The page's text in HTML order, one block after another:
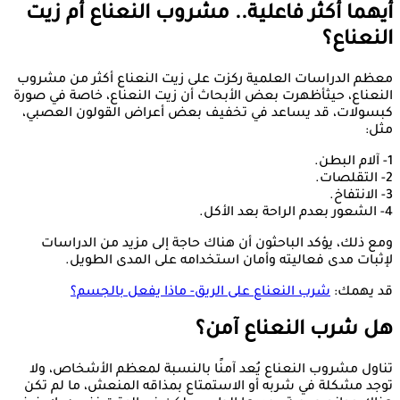
أيهما أكثر فاعلية.. مشروب النعناع أم زيت
النعناع؟
معظم الدراسات العلمية ركزت على زيت النعناع أكثر من مشروب
النعناع، حيثأظهرت بعض الأبحاث أن زيت النعناع، خاصة في صورة
كبسولات، قد يساعد في تخفيف بعض أعراض القولون العصبي،
مثل:
1- آلام البطن.
2- التقلصات.
3- الانتفاخ.
4- الشعور بعدم الراحة بعد الأكل.
ومع ذلك، يؤكد الباحثون أن هناك حاجة إلى مزيد من الدراسات
لإثبات مدى فعاليته وأمان استخدامه على المدى الطويل.
قد يهمك: شرب النعناع على الريق- ماذا يفعل بالجسم؟
هل شرب النعناع آمن؟
تناول مشروب النعناع يُعد آمنًا بالنسبة لمعظم الأشخاص، ولا
توجد مشكلة في شربه أو الاستمتاع بمذاقه المنعش، ما لم تكن